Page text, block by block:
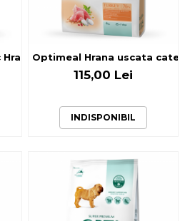
uscata caini adulti de talie
Optimeal Hrana uscata
115,00 Lei
INDISPONIBIL